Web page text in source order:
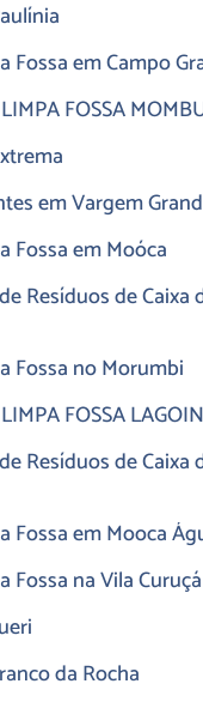
Fossa em Campo
FOSSA
em Vargem
Fossa em Moóca
Resíduos de Caixa
Fossa no Morumbi
FOSSA
Resíduos de Caixa
em Mooca
na Vila Curuçá
da Rocha